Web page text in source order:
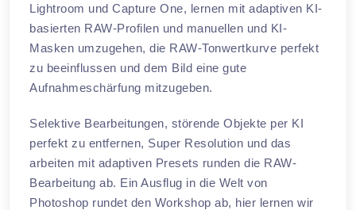
Lightroom und Capture One, lernen mit adaptiven KI-
basierten RAW-Profilen und manuellen und KI-
Masken umzugehen, die RAW-Tonwertkurve perfekt
zu beeinflussen und dem Bild eine gute
Aufnahmeschärfung mitzugeben.
Selektive Bearbeitungen, störende Objekte per KI
perfekt zu entfernen, Super Resolution und das
arbeiten mit adaptiven Presets runden die RAW-
Bearbeitung ab. Ein Ausflug in die Welt von
Photoshop rundet den Workshop ab, hier lernen wir